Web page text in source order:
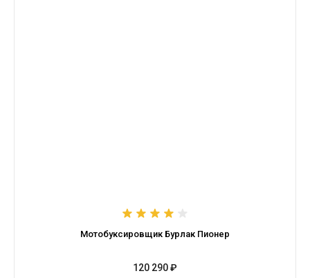
Мотобуксировщик Бурлак Пионер
120 290 ₽